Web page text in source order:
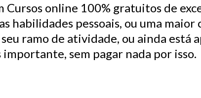
Cursos online 100% gratuitos de
habilidades pessoais, ou uma maior
ramo de atividade, ou ainda está
sem pagar nada por isso.